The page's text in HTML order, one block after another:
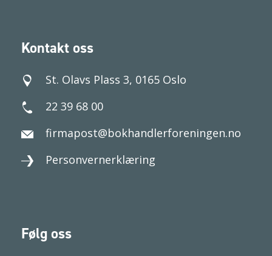
Kontakt oss
St. Olavs Plass 3, 0165 Oslo
22 39 68 00
firmapost@bokhandlerforeningen.no
Personvernerklæring
Følg oss